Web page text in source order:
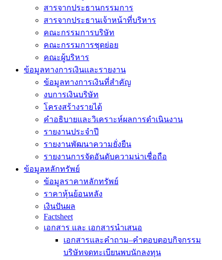
สารจากประธานกรรมการ
สารจากประธานเจ้าหน้าที่บริหาร
คณะกรรมการบริษัท
คณะกรรมการชุดย่อย
คณะผู้บริหาร
ข้อมูลทางการเงินเเละรายงาน
ข้อมูลทางการเงินที่สำคัญ
งบการเงินบริษัท
โครงสร้างรายได้
คำอธิบายและวิเคราะห์ผลการดำเนินงาน
รายงานประจำปี
รายงานพัฒนาความยั่งยืน
รายงานการจัดอันดับความน่าเชื่อถือ
ข้อมูลหลักทรัพย์
ข้อมูลราคาหลักทรัพย์
ราคาหุ้นย้อนหลัง
เงินปันผล
Factsheet
เอกสาร และ เอกสารนำเสนอ
เอกสารและคำถาม–คำตอบตอบกิจกรรม
บริษัทจดทะเบียนพบนักลงทุน